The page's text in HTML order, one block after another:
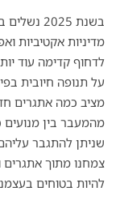
מדיניות אקטיביות
לדחוף קדימה עוד
על תנופה חיובית
מציב כמה אתגרים
מהמעבר בין מנועים
שניתן להתגבר
צמחנו מתוך אתגרים
להיות בטוחים